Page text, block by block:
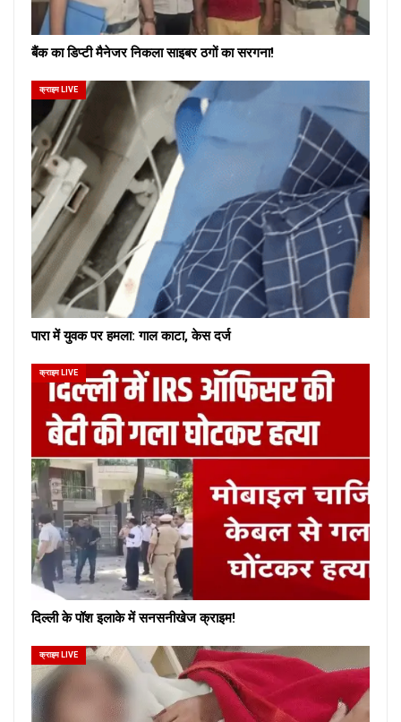
बैंक का डिप्टी मैनेजर निकला साइबर ठगों का सरगना!
क्राइम LIVE
पारा में युवक पर हमला: गाल काटा, केस दर्ज
क्राइम LIVE
दिल्ली के पॉश इलाके में सनसनीखेज क्राइम!
क्राइम LIVE